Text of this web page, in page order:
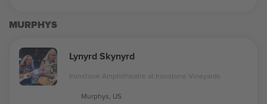
MURPHYS
Lynyrd Skynyrd
Ironstone Amphitheatre at Ironstone Vineyards
Murphys, US